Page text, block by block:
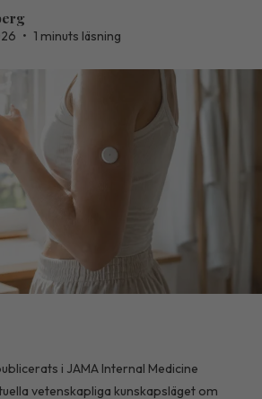
• 1 minuts läsning
i JAMA Internal Medicine
vetenskapliga kunskapsläget om